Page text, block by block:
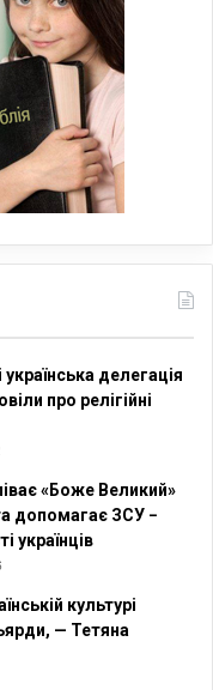
делегація
про релігійні
«Боже Великий»
допомагає ЗСУ −
українців
культурі
— Тетяна